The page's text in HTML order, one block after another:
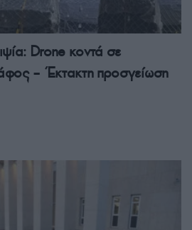
Drone κοντά σε
– Έκτακτη προσγείωση